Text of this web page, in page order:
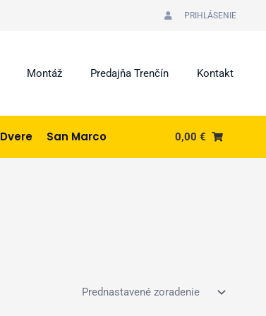
PRIHLÁSENIE
Montáž Predajňa Trenčín Kontakt
Dvere San Marco 0,00€